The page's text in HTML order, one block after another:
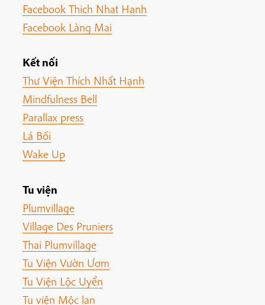
Facebook Thich Nhat Hanh
Facebook Làng Mai
Kết nối
Thư Viện Thích Nhất Hạnh
Mindfulness Bell
Parallax press
Lá Bối
Wake Up
Tu viện
Plumvillage
Village Des Pruniers
Thai Plumvillage
Tu Viện Vườn Ươm
Tu Viện Lộc Uyển
Tu viện Mộc lan